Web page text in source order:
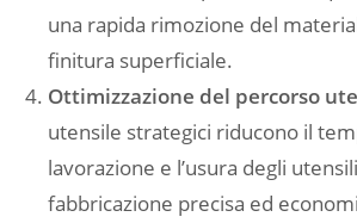
una rapida rimozione del
finitura superficiale.
Ottimizzazione del percorso
utensile strategici riducono il
lavorazione e l’usura degli
fabbricazione precisa ed